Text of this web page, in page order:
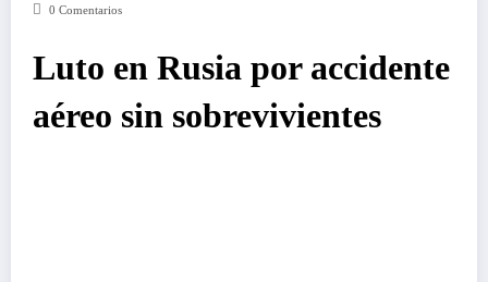
0 Comentarios
Luto en Rusia por accidente
aéreo sin sobrevivientes